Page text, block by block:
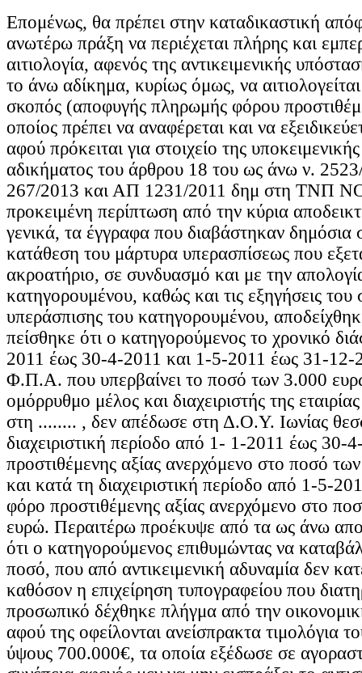
Επομένως, θα πρέπει στην καταδικαστική
ανωτέρω πράξη να περιέχεται πλήρης και
αιτιολογία, αφενός της αντικειμενικής
το άνω αδίκημα, κυρίως όμως, να
σκοπός (αποφυγής πληρωμής φόρου
οποίος πρέπει να αναφέρεται και να
αφού πρόκειται για στοιχείο της
αδικήματος του άρθρου 18 του ως άνω ν.
267/2013 και ΑΠ 1231/2011 δημ στη ΤΝΠ
προκειμένη περίπτωση από την κύρια
γενικά, τα έγγραφα που διαβάστηκαν δημόσια
κατάθεση του μάρτυρα υπερασπίσεως που
ακροατήριο, σε συνδυασμό και με την
κατηγορουμένου, καθώς και τις εξηγήσεις του
υπεράσπισης του κατηγορουμένου,
πείσθηκε ότι ο κατηγορούμενος το χρονικό
2011 έως 30-4-2011 και 1-5-2011 έως 31-12-
Φ.Π.Α. που υπερβαίνει το ποσό των 3.000
ομόρρυθμο μέλος και διαχειριστής της
στη ........ , δεν απέδωσε στη Δ.Ο.Υ. Ιωνίας
διαχειριστική περίοδο από 1- 1-2011 έως 30-
προστιθέμενης αξίας ανερχόμενο στο ποσό
και κατά τη διαχειριστική περίοδο από 1-5-
φόρο προστιθέμενης αξίας ανερχόμενο στο
ευρώ. Περαιτέρω προέκυψε από τα ως άνω
ότι ο κατηγορούμενος επιθυμώντας να
ποσό, που από αντικειμενική αδυναμία δεν
καθόσον η επιχείρηση τυπογραφείου που
προσωπικό δέχθηκε πλήγμα από την
αφού της οφείλονται ανείσπρακτα τιμολόγια
ύψους 700.000€, τα οποία εξέδωσε σε